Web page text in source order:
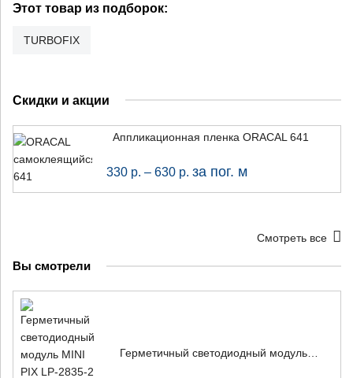
Этот товар из подборок:
TURBOFIX
Скидки и акции
Аппликационная пленка ORACAL 641
330 р. – 630 р. за пог. м
Смотреть все
Вы смотрели